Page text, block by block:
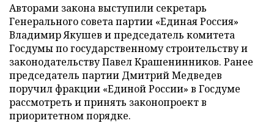
Авторами закона выступили секретарь
Генерального совета партии «Единая Россия»
Владимир Якушев и председатель комитета
Госдумы по государственному строительству и
законодательству Павел Крашенинников. Ранее
председатель партии Дмитрий Медведев
поручил фракции «Единой России» в Госдуме
рассмотреть и принять законопроект в
приоритетном порядке.